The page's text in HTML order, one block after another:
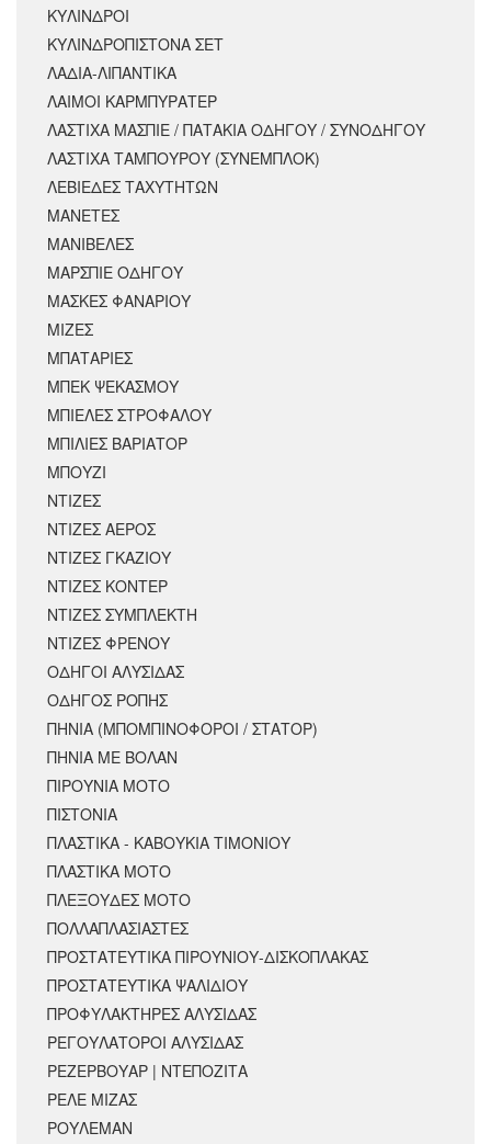
ΚΥΛΙΝΔΡΟΙ
ΚΥΛΙΝΔΡΟΠΙΣΤΟΝΑ ΣΕΤ
ΛΑΔΙΑ-ΛΙΠΑΝΤΙΚΑ
ΛΑΙΜΟΙ ΚΑΡΜΠΥΡΑΤΕΡ
ΛΑΣΤΙΧΑ ΜΑΣΠΙΕ / ΠΑΤΑΚΙΑ ΟΔΗΓΟΥ / ΣΥΝΟΔΗΓΟΥ
ΛΑΣΤΙΧΑ ΤΑΜΠΟΥΡΟΥ (ΣΥΝΕΜΠΛΟΚ)
ΛΕΒΙΕΔΕΣ ΤΑΧΥΤΗΤΩΝ
ΜΑΝΕΤΕΣ
ΜΑΝΙΒΕΛΕΣ
ΜΑΡΣΠΙΕ ΟΔΗΓΟΥ
ΜΑΣΚΕΣ ΦΑΝΑΡΙΟΥ
ΜΙΖΕΣ
ΜΠΑΤΑΡΙΕΣ
ΜΠΕΚ ΨΕΚΑΣΜΟΥ
ΜΠΙΕΛΕΣ ΣΤΡΟΦΑΛΟΥ
ΜΠΙΛΙΕΣ ΒΑΡΙΑΤΟΡ
ΜΠΟΥΖΙ
ΝΤΙΖΕΣ
ΝΤΙΖΕΣ ΑΕΡΟΣ
ΝΤΙΖΕΣ ΓΚΑΖΙΟΥ
ΝΤΙΖΕΣ ΚΟΝΤΕΡ
ΝΤΙΖΕΣ ΣΥΜΠΛΕΚΤΗ
ΝΤΙΖΕΣ ΦΡΕΝΟΥ
ΟΔΗΓΟΙ ΑΛΥΣΙΔΑΣ
ΟΔΗΓΟΣ ΡΟΠΗΣ
ΠΗΝΙΑ (ΜΠΟΜΠΙΝΟΦΟΡΟΙ / ΣΤΑΤΟΡ)
ΠΗΝΙΑ ΜΕ ΒΟΛΑΝ
ΠΙΡΟΥΝΙΑ ΜΟΤΟ
ΠΙΣΤΟΝΙΑ
ΠΛΑΣΤΙΚΑ - ΚΑΒΟΥΚΙΑ ΤΙΜΟΝΙΟΥ
ΠΛΑΣΤΙΚΑ ΜΟΤΟ
ΠΛΕΞΟΥΔΕΣ ΜΟΤΟ
ΠΟΛΛΑΠΛΑΣΙΑΣΤΕΣ
ΠΡΟΣΤΑΤΕΥΤΙΚΑ ΠΙΡΟΥΝΙΟΥ-ΔΙΣΚΟΠΛΑΚΑΣ
ΠΡΟΣΤΑΤΕΥΤΙΚΑ ΨΑΛΙΔΙΟΥ
ΠΡΟΦΥΛΑΚΤΗΡΕΣ ΑΛΥΣΙΔΑΣ
ΡΕΓΟΥΛΑΤΟΡΟΙ ΑΛΥΣΙΔΑΣ
ΡΕΖΕΡΒΟΥΑΡ | ΝΤΕΠΟΖΙΤΑ
ΡΕΛΕ ΜΙΖΑΣ
ΡΟΥΛΕΜΑΝ